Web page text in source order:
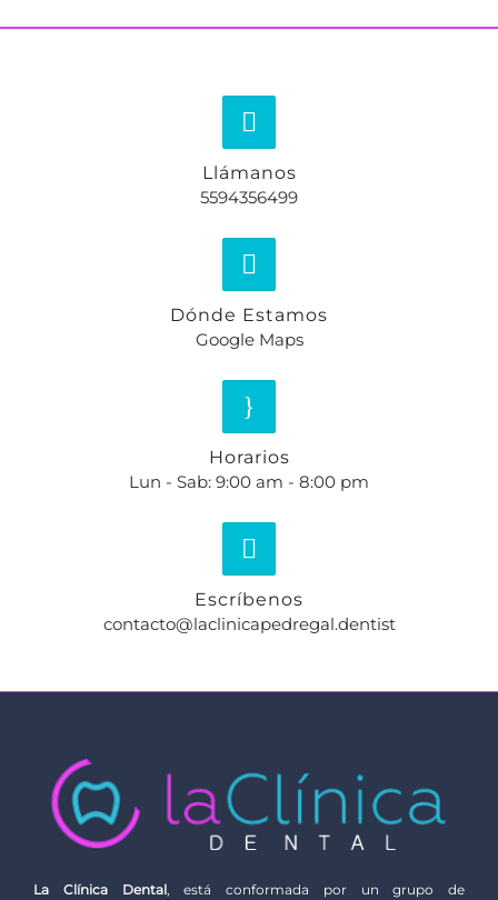
Llámanos
5594356499
Dónde Estamos
Google Maps
Horarios
Lun - Sab: 9:00 am - 8:00 pm
Escríbenos
contacto@laclinicapedregal.dentist
La Clínica Dental, está conformada por un grupo de